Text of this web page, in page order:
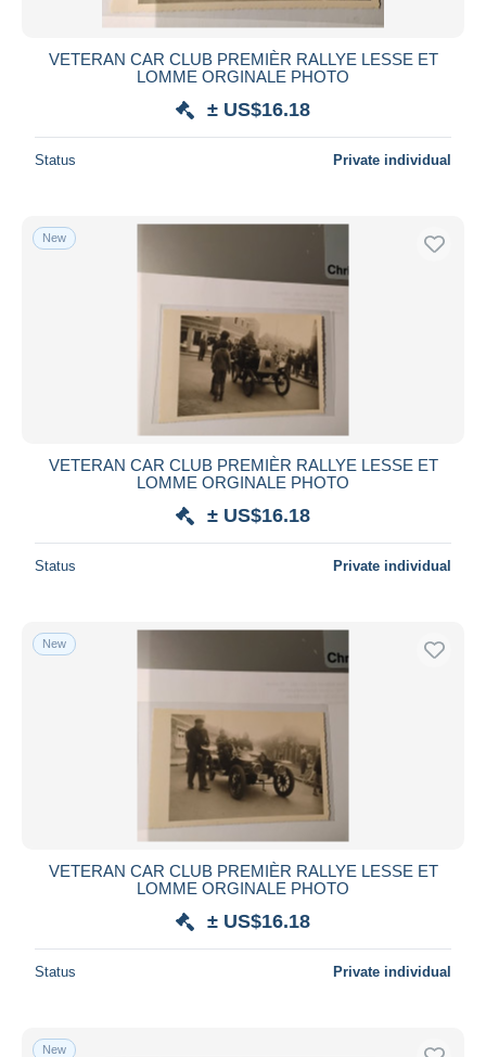
All durations
Price
Free shipping
Payment methods
PayPal
Bank transfer
MasterCard
Bancontact
Maestro
Seller's residence
Submit
VETERAN CAR CLUB PREMIÈR RALLYE LESSE ET
LOMME ORGINALE PHOTO
± US$16.18
Status Private individual
New
VETERAN CAR CLUB PREMIÈR RALLYE LESSE ET
LOMME ORGINALE PHOTO
± US$16.18
Status Private individual
New
VETERAN CAR CLUB PREMIÈR RALLYE LESSE ET
LOMME ORGINALE PHOTO
± US$16.18
Status Private individual
New